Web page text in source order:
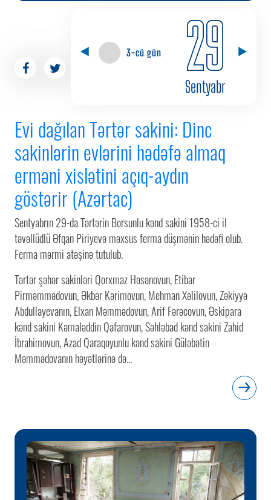
3-cü gün 29
Sentyabr
Evi dağılan Tərtər sakini: Dinc
sakinlərin evlərini hədəfə almaq
erməni xislətini açıq-aydın
göstərir (Azərtac)
Sentyabrın 29-da Tərtərin Borsunlu kənd sakini 1958-ci il
təvəllüdlü Əfqan Piriyevə məxsus ferma düşmənin hədəfi olub.
Ferma mərmi atəşinə tutulub.
Tərtər şəhər sakinləri Qorxmaz Həsənovun, Etibar
Pirməmmədovun, Əkbər Kərimovun, Mehman Xəlilovun, Zəkiyyə
Abdullayevanın, Elxan Məmmədovun, Arif Fərəcovun, Əskipara
kənd sakini Kəmaləddin Qafarovun, Səhləbad kənd sakini Zahid
İbrahimovun, Azad Qaraqoyunlu kənd sakini Güləbətin
Məmmədovanın həyətlərinə də...